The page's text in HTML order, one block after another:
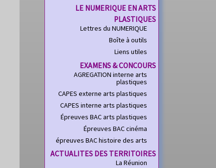
LE NUMERIQUE EN ARTS
PLASTIQUES
Lettres du NUMERIQUE
Boîte à outils
Liens utiles
EXAMENS & CONCOURS
AGREGATION interne arts
plastiques
CAPES externe arts plastiques
CAPES interne arts plastiques
Épreuves BAC arts plastiques
Épreuves BAC cinéma
épreuves BAC histoire des arts
ACTUALITES DES TERRITOIRES
La Réunion